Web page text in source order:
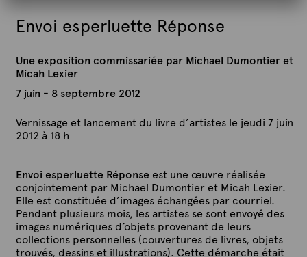
Envoi esperluette Réponse
Une exposition commissariée par Michael Dumontier et
Micah Lexier
7 juin - 8 septembre 2012
Vernissage et lancement du livre d’artistes le jeudi 7 juin
2012 à 18 h
Envoi esperluette Réponseest une œuvre réalisée
conjointement par Michael Dumontier et Micah Lexier.
Elle est constituée d’images échangées par courriel.
Pendant plusieurs mois, les artistes se sont envoyé des
images numériques d’objets provenant de leurs
collections personnelles (couvertures de livres, objets
trouvés, dessins et illustrations). Cette démarche était